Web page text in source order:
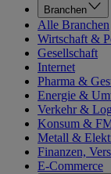
Branchen
Alle Branchen
Wirtschaft &
Gesellschaft
Internet
Pharma &
Energie &
Verkehr &
Konsum &
Metall &
Finanzen,
E-Commerce